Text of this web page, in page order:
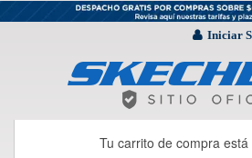
Iniciar
Tu carrito de compra está